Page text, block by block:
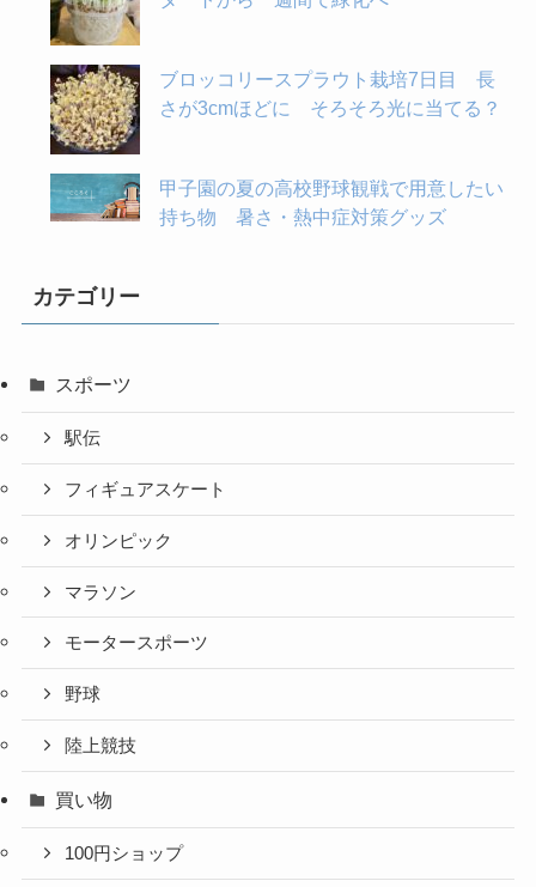
ブロッコリースプラウト栽培7日目 長
さが3cmほどに そろそろ光に当てる？
甲子園の夏の高校野球観戦で用意したい
持ち物 暑さ・熱中症対策グッズ
カテゴリー
スポーツ
駅伝
フィギュアスケート
オリンピック
マラソン
モータースポーツ
野球
陸上競技
買い物
100円ショップ